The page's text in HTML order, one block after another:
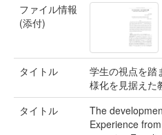
ファイル情報
(添付)
タイトル
学生の視点を踏
様化を見据えた
タイトル
The
Experience